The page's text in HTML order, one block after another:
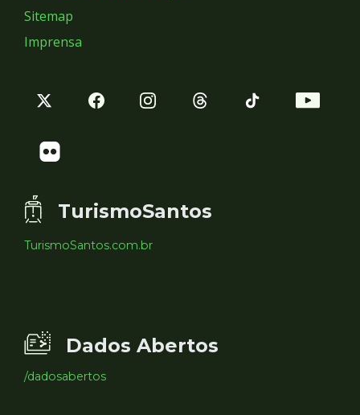
Sitemap
Imprensa
TurismoSantos
TurismoSantos.com.br
Dados Abertos
/dadosabertos